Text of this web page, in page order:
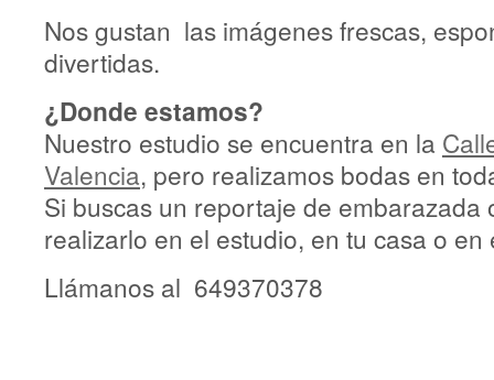
Nos gustan las imágenes frescas,
divertidas.
¿Donde estamos?
Nuestro estudio se encuentra en la
Valencia, pero realizamos bodas en
Si buscas un reportaje de embarazada
realizarlo en el estudio, en tu casa o en
Llámanos al 649370378